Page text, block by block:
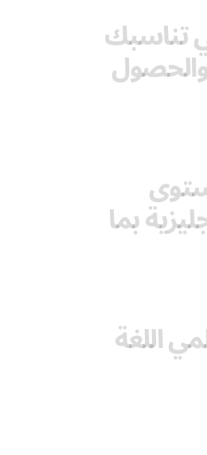
تناسبك
بما
اللغة